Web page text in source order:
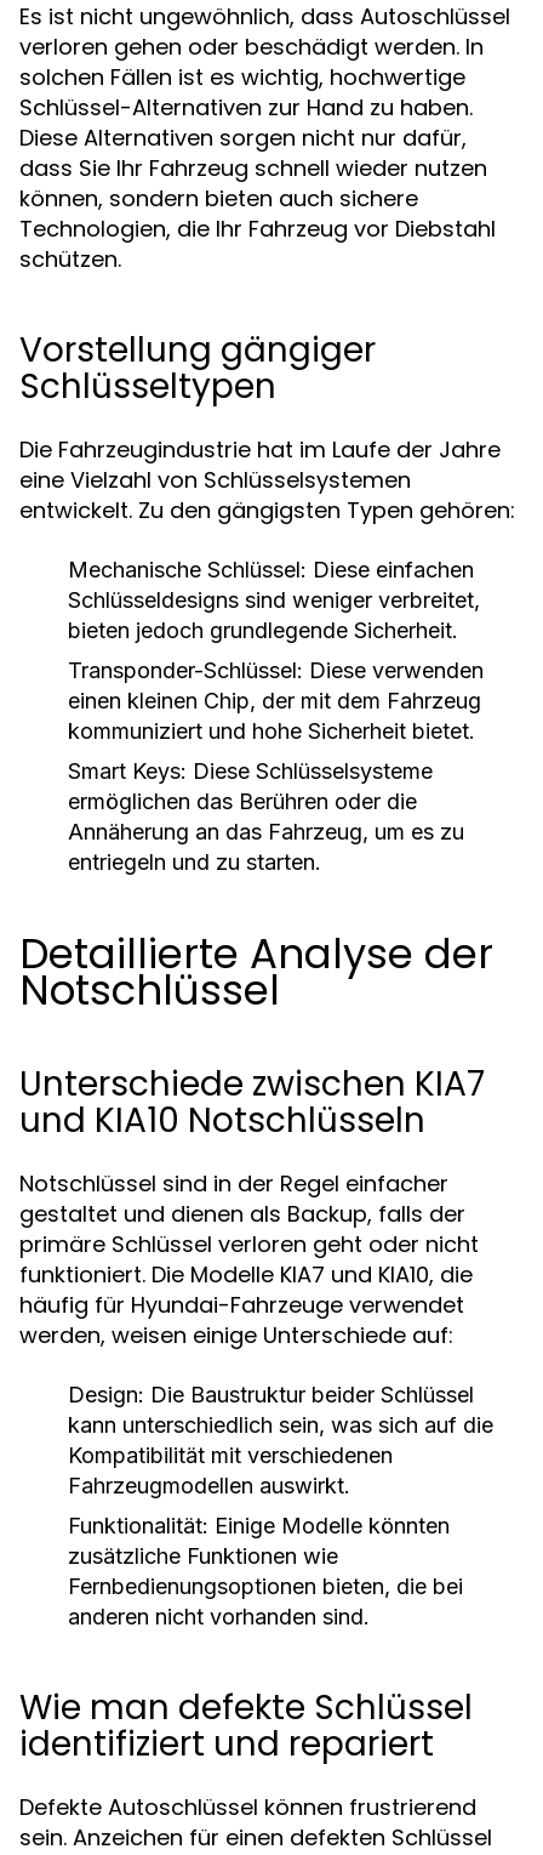
Es ist nicht ungewöhnlich, dass Autoschlüssel
verloren gehen oder beschädigt werden. In
solchen Fällen ist es wichtig, hochwertige
Schlüssel-Alternativen zur Hand zu haben.
Diese Alternativen sorgen nicht nur dafür,
dass Sie Ihr Fahrzeug schnell wieder nutzen
können, sondern bieten auch sichere
Technologien, die Ihr Fahrzeug vor Diebstahl
schützen.
Vorstellung gängiger
Schlüsseltypen
Die Fahrzeugindustrie hat im Laufe der Jahre
eine Vielzahl von Schlüsselsystemen
entwickelt. Zu den gängigsten Typen gehören:
Mechanische Schlüssel: Diese einfachen
Schlüsseldesigns sind weniger verbreitet,
bieten jedoch grundlegende Sicherheit.
Transponder-Schlüssel: Diese verwenden
einen kleinen Chip, der mit dem Fahrzeug
kommuniziert und hohe Sicherheit bietet.
Smart Keys: Diese Schlüsselsysteme
ermöglichen das Berühren oder die
Annäherung an das Fahrzeug, um es zu
entriegeln und zu starten.
Detaillierte Analyse der
Notschlüssel
Unterschiede zwischen KIA7
und KIA10 Notschlüsseln
Notschlüssel sind in der Regel einfacher
gestaltet und dienen als Backup, falls der
primäre Schlüssel verloren geht oder nicht
funktioniert. Die Modelle KIA7 und KIA10, die
häufig für Hyundai-Fahrzeuge verwendet
werden, weisen einige Unterschiede auf:
Design: Die Baustruktur beider Schlüssel
kann unterschiedlich sein, was sich auf die
Kompatibilität mit verschiedenen
Fahrzeugmodellen auswirkt.
Funktionalität: Einige Modelle könnten
zusätzliche Funktionen wie
Fernbedienungsoptionen bieten, die bei
anderen nicht vorhanden sind.
Wie man defekte Schlüssel
identifiziert und repariert
Defekte Autoschlüssel können frustrierend
sein. Anzeichen für einen defekten Schlüssel